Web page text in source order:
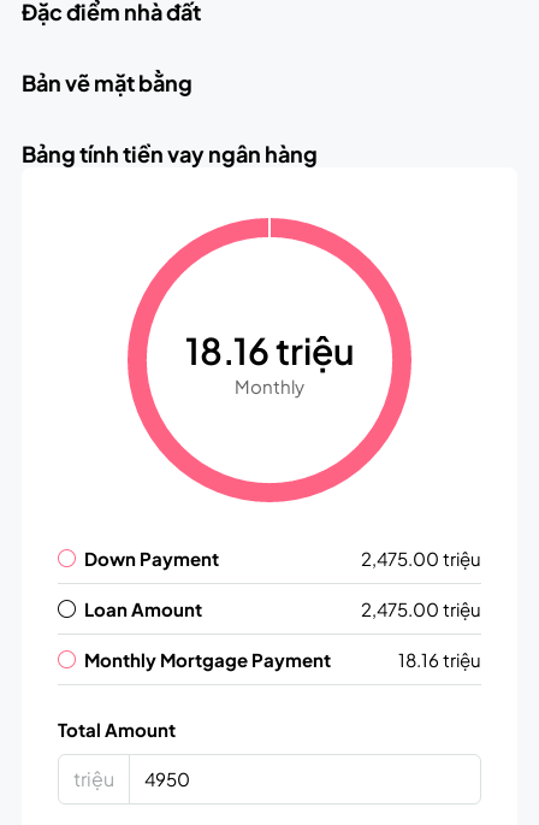
Đặc điểm nhà đất
Bản vẽ mặt bằng
Bảng tính tiền vay ngân hàng
18.16 triệu
Monthly
Down Payment 2,475.00 triệu
Loan Amount 2,475.00 triệu
Monthly Mortgage Payment 18.16 triệu
Total Amount
triệu